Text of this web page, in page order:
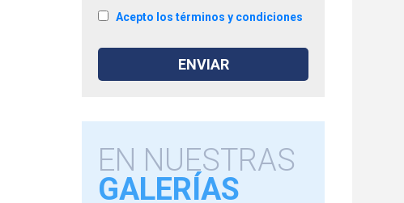
Acepto los términos y condiciones
EN NUESTRAS
GALERÍAS